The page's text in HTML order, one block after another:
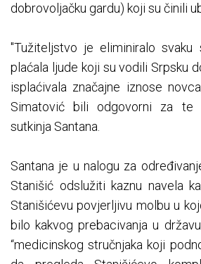
dobrovoljačku gardu) koji su činili
"Tužiteljstvo je eliminiralo svaku
plaćala ljude koji su vodili Srpsku
isplaćivala značajne iznose
Simatović bili odgovorni za te
sutkinja Santana.
Santana je u nalogu za
Stanišić odslužiti kaznu navela
Stanišićevu povjerljivu molbu u
bilo kakvog prebacivanja u
“medicinskog stručnjaka koji